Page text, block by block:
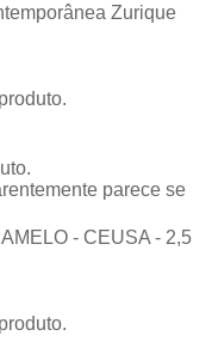
Zurique
parece se
- CEUSA - 2,5